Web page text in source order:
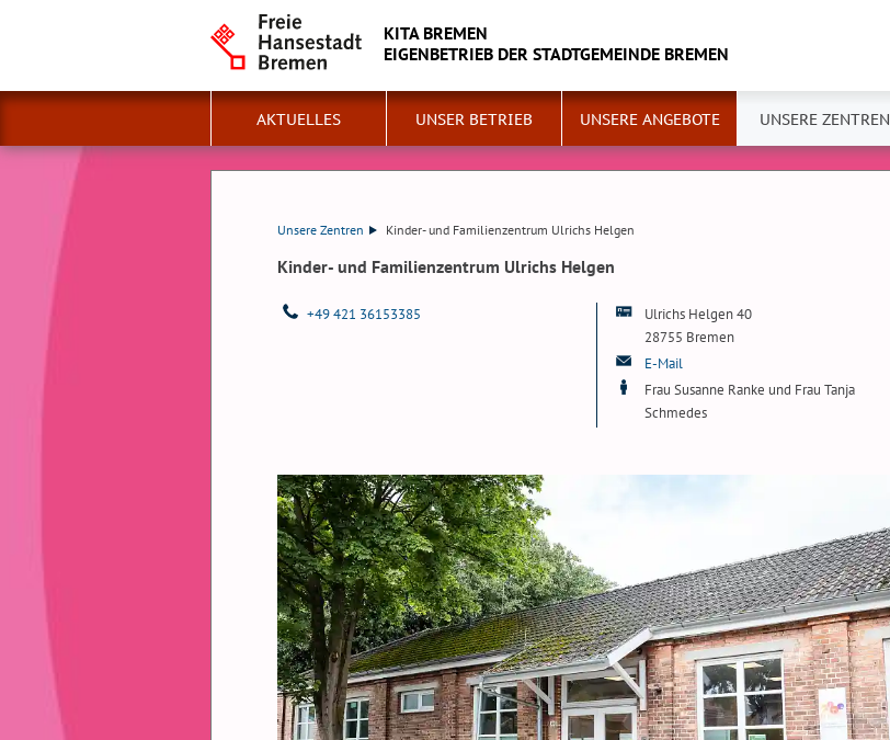
KITA BREMEN
EIGENBETRIEB DER STADTGEMEINDE BREMEN
AKTUELLES UNSER BETRIEB UNSERE ANGEBOTE UNSERE ZENTREN
Unsere Zentren Kinder- und Familienzentrum Ulrichs Helgen
Kinder- und Familienzentrum Ulrichs Helgen
+49 421 36153385
Ulrichs Helgen 40
28755 Bremen
E-Mail
Frau Susanne Ranke und Frau Tanja
Schmedes